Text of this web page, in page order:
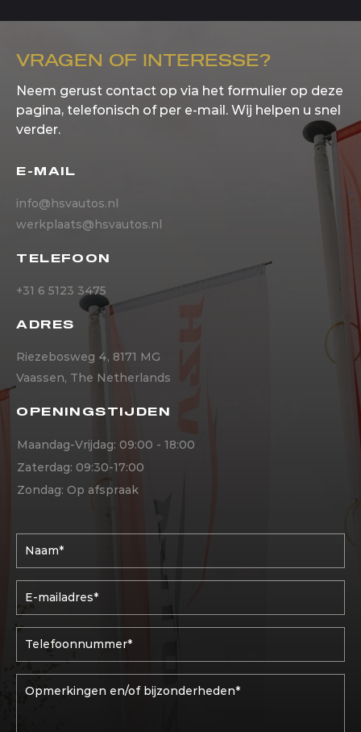
VRAGEN OF INTERESSE?
Neem gerust contact op via het formulier op deze
pagina, telefonisch of per e-mail. Wij helpen u snel
verder.
E-MAIL
info@hsvautos.nl
werkplaats@hsvautos.nl
TELEFOON
+31 6 5123 3475
ADRES
Riezebosweg 4, 8171 MG
Vaassen, The Netherlands
OPENINGSTIJDEN
Maandag-Vrijdag: 09:00 - 18:00
Zaterdag: 09:30-17:00
Zondag: Op afspraak